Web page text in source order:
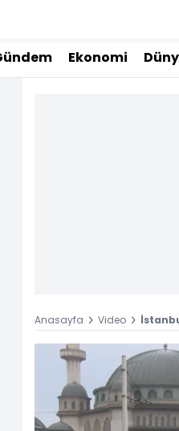
Ekonomi
Anasayfa Video